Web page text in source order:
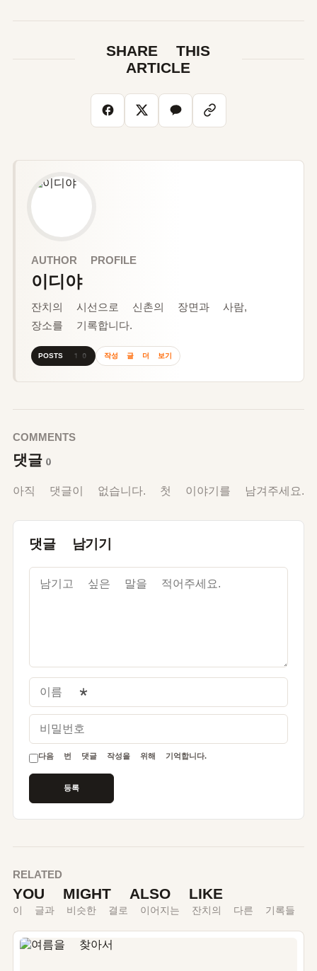
SHARE THIS
ARTICLE
AUTHOR PROFILE
이디야
잔치의 시선으로 신촌의 장면과 사람,
장소를 기록합니다.
POSTS 10 작성 글 더 보기
COMMENTS
댓글 0
아직 댓글이 없습니다. 첫 이야기를 남겨주세요.
댓글 남기기
이름
비밀번호
다음 번 댓글 작성을 위해 기억합니다.
RELATED
YOU MIGHT ALSO LIKE
이 글과 비슷한 결로 이어지는 잔치의 다른 기록들